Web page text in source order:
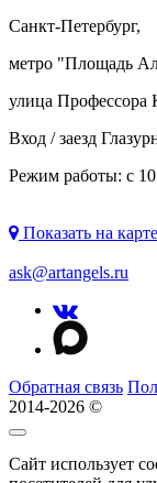
Санкт-Петербург,
метро "Площадь
улица Профессора
Вход / заезд
Режим работы: с
Показать на карте
ask@artangels.ru
Обратная связь
2014-2026 ©
Сайт использует